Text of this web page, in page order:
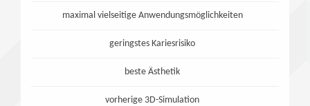
maximal vielseitige Anwendungsmöglichkeiten
geringstes Kariesrisiko
beste Ästhetik
vorherige 3D-Simulation